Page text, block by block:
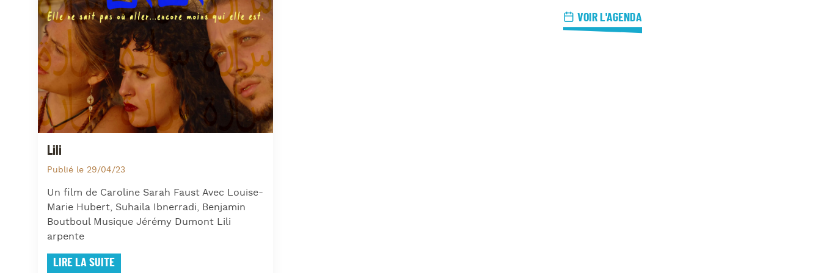
Les Midis-Jazz
Lili
Publié le 29/04/23
Un film de Caroline Sarah Faust Avec Louise-
Marie Hubert, Suhaila Ibnerradi, Benjamin
Boutboul Musique Jérémy Dumont Lili
arpente
LIRE LA SUITE
VOIR L'AGENDA